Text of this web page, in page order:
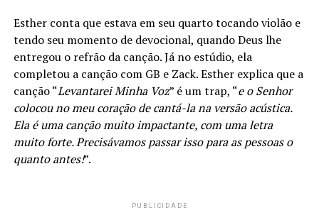
Esther conta que estava em seu quarto tocando violão e
tendo seu momento de devocional, quando Deus lhe
entregou o refrão da canção. Já no estúdio, ela
completou a canção com GB e Zack. Esther explica que a
canção “Levantarei Minha Voz” é um trap, “e o Senhor
colocou no meu coração de cantá-la na versão acústica.
Ela é uma canção muito impactante, com uma letra
muito forte. Precisávamos passar isso para as pessoas o
quanto antes!”.
PUBLICIDADE